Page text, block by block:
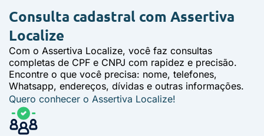
Consulta cadastral com Assertiva
Localize
Com o Assertiva Localize, você faz consultas
completas de CPF e CNPJ com rapidez e precisão.
Encontre o que você precisa: nome, telefones,
Whatsapp, endereços, dívidas e outras informações.
Quero conhecer o Assertiva Localize!